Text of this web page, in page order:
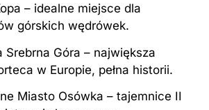
– idealne miejsce dla
górskich wędrówek.
Srebrna Góra – największa
w Europie, pełna historii.
Miasto Osówka – tajemnice II